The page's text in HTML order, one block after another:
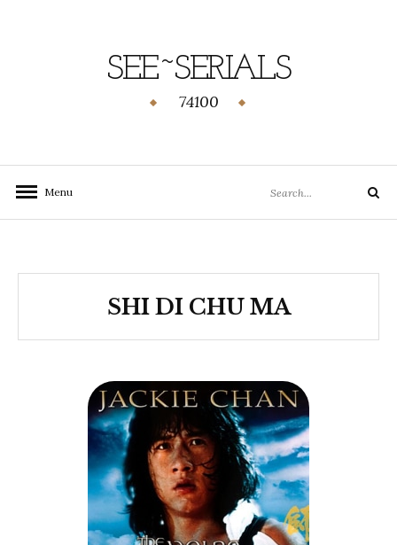
SEE~SERIALS
74100
Menu
SHI DI CHU MA